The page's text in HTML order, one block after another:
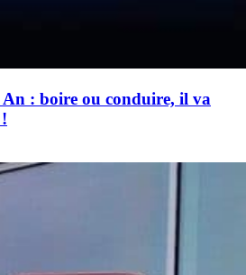
: boire ou conduire, il va